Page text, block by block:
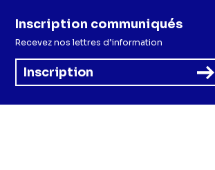
Facebook
X
Inscription communiqués
Recevez nos lettres d’information
Inscription